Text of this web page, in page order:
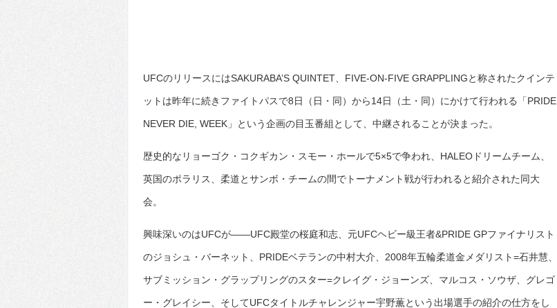
UFCのリリースにはSAKURABA’S QUINTET、FIVE-ON-FIVE GRAPPLINGと称されたクインテ
ットは昨年に続きファイトパスで8日（日・同）から14日（土・同）にかけて行われる「PRIDE
NEVER DIE, WEEK」という企画の目玉番組として、中継されることが決まった。
歴史的なリョーゴク・コクギカン・スモー・ホールで5×5で争われ、HALEOドリームチーム、
英国のポラリス、柔道とサンボ・チームの間でトーナメント戦が行われると紹介された同大
会。
興味深いのはUFCが――UFC殿堂の桜庭和志、元UFCヘビー級王者&PRIDE GPファイナリスト
のジョシュ・バーネット、PRIDEベテランの中村大介、2008年五輪柔道金メダリスト=石井慧、
サブミッション・グラップリングのスター=クレイグ・ジョーンズ、マルコス・ソウザ、グレゴ
ー・グレイシー、そしてUFCタイトルチャレンジャー宇野薫という出場選手の紹介の仕方をし